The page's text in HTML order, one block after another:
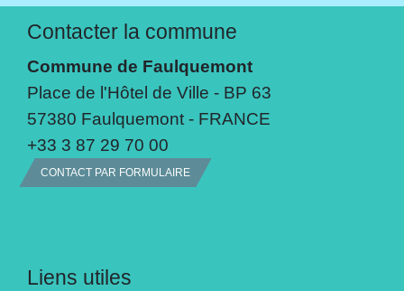
Contacter la commune
Commune de Faulquemont
Place de l'Hôtel de Ville - BP 63
57380 Faulquemont - FRANCE
+33 3 87 29 70 00
CONTACT PAR FORMULAIRE
Liens utiles